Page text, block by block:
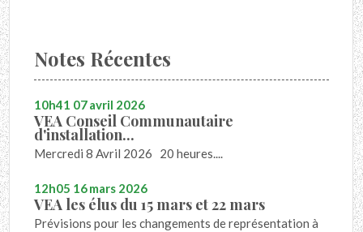
Notes Récentes
10h41 07avril 2026
VEA Conseil Communautaire
d'installation...
Mercredi 8 Avril 2026 20 heures....
12h05 16mars 2026
VEA les élus du 15 mars et 22 mars
Prévisions pour les changements de représentation à